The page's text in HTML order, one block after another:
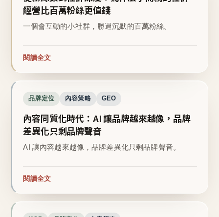
經營比百萬粉絲更值錢
一個會互動的小社群，勝過沉默的百萬粉絲。
閱讀全文
品牌定位 內容策略 GEO
內容同質化時代：AI 讓品牌越來越像，品牌
差異化只剩品牌聲音
AI 讓內容越來越像，品牌差異化只剩品牌聲音。
閱讀全文